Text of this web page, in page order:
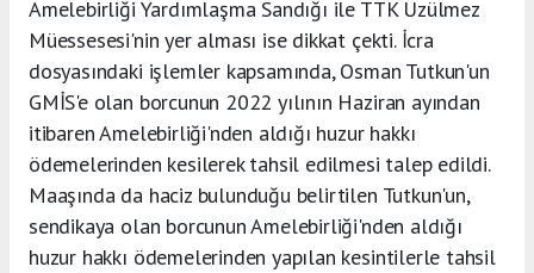
Amelebirliği Yardımlaşma Sandığı ile TTK Üzülmez
Müessesesi'nin yer alması ise dikkat çekti. İcra
dosyasındaki işlemler kapsamında, Osman Tutkun'un
GMİS'e olan borcunun 2022 yılının Haziran ayından
itibaren Amelebirliği'nden aldığı huzur hakkı
ödemelerinden kesilerek tahsil edilmesi talep edildi.
Maaşında da haciz bulunduğu belirtilen Tutkun'un,
sendikaya olan borcunun Amelebirliği'nden aldığı
huzur hakkı ödemelerinden yapılan kesintilerle tahsil